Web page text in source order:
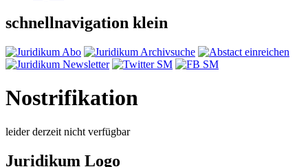
schnellnavigation klein
Nostrifikation
leider derzeit nicht verfügbar
Juridikum Logo